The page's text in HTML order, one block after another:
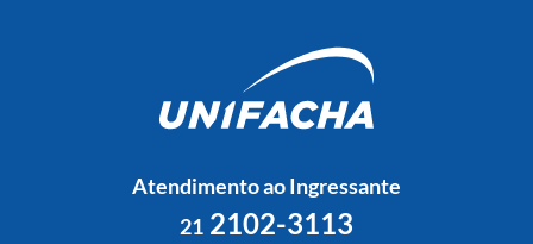
Atendimento ao Ingressante
212102-3113